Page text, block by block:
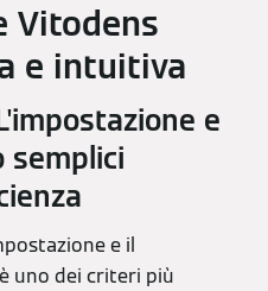
Vitodens
e intuitiva
e
semplici
e il
uno dei criteri più